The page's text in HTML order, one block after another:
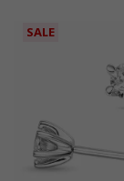
SALE